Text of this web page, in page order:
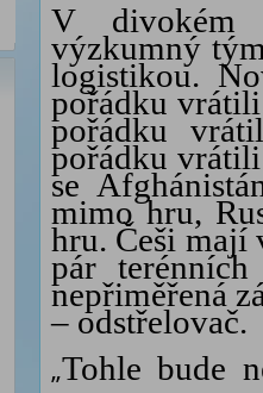
V divokém
výzkumný
logistikou.
pořádku
pořádku
pořádku
se
mimo hru,
hru. Češi mají
pár
nepřiměřená
– odstřelovač.
„Tohle bude